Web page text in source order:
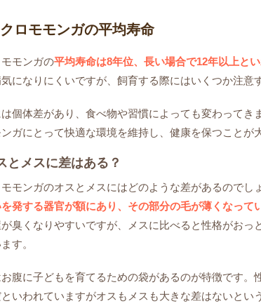
ロモモンガの平均寿命
モンガの平均寿命は8年位、長い場合で12年以上とい
になりにくいですが、飼育する際にはいくつか注意
個体差があり、食べ物や習慣によっても変わってき
ガにとって快適な環境を維持し、健康を保つことが
メスに差はある？
モンガのオスとメスにはどのような差があるのでし
発する器官が額にあり、その部分の毛が薄くなって
臭くなりやすいですが、メスに比べると性格がおっ
す。
お腹に子どもを育てるための袋があるのが特徴です。
いわれていますがオスもメスも大きな差はないとい